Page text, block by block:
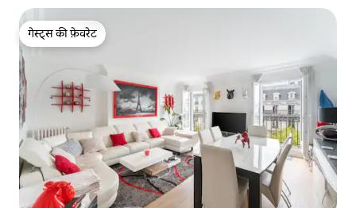
गेस्ट्स की फ़ेवरेट
गेस्ट्स की फ़ेवरेट